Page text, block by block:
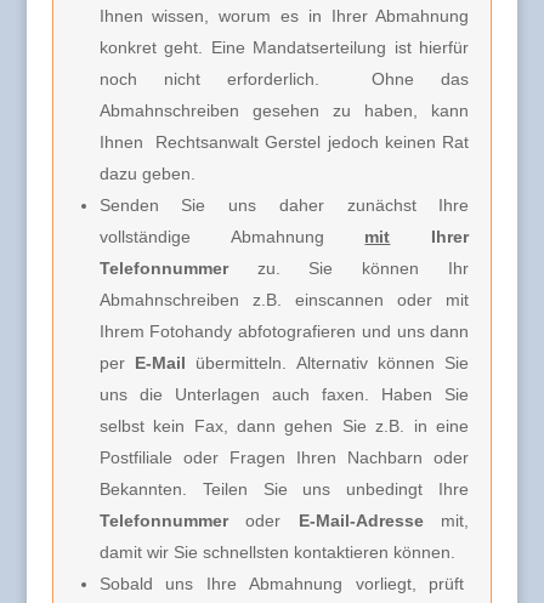
Ihnen wissen, worum es in Ihrer Abmahnung
konkret geht. Eine Mandatserteilung ist hierfür
noch nicht erforderlich.
Ohne das
Abmahnschreiben gesehen zu haben, kann
Ihnen Rechtsanwalt Gerstel jedoch keinen Rat
dazu geben.
Senden Sie uns daher zunächst Ihre
vollständige Abmahnung mit Ihrer
Telefonnummerzu. Sie können Ihr
Abmahnschreiben z.B. einscannen oder mit
Ihrem Fotohandy abfotografieren und uns dann
per E-Mail übermitteln. Alternativ können Sie
uns die Unterlagen auch faxen. Haben Sie
selbst kein Fax, dann gehen Sie z.B. in eine
Postfiliale oder Fragen Ihren Nachbarn oder
Bekannten. Teilen Sie uns unbedingt Ihre
Telefonnummeroder E-Mail-Adressemit,
damit wir Sie schnellsten kontaktieren können.
Sobald uns Ihre Abmahnung vorliegt, prüft